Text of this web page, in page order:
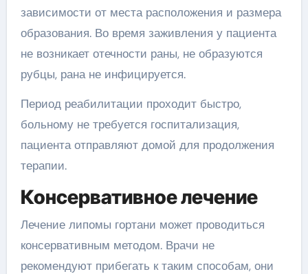
зависимости от места расположения и размера
образования. Во время заживления у пациента
не возникает отечности раны, не образуются
рубцы, рана не инфицируется.
Период реабилитации проходит быстро,
больному не требуется госпитализация,
пациента отправляют домой для продолжения
терапии.
Консервативное лечение
Лечение липомы гортани может проводиться
консервативным методом. Врачи не
рекомендуют прибегать к таким способам, они